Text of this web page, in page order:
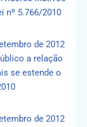
nº 5.766/2010
de 2012
a relação
se estende o
de 2012